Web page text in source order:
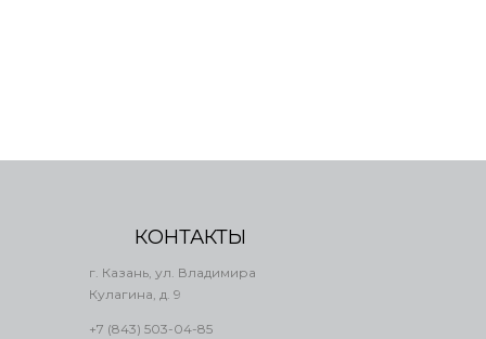
КОНТАКТЫ
г. Казань, ул. Владимира
Кулагина, д. 9
+7 (843) 503-04-85